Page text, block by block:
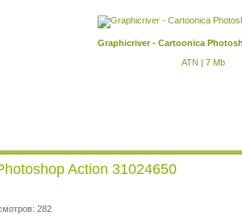
Graphicriver - Cartoonica
ATN | 7 Mb
Action 31024650
282